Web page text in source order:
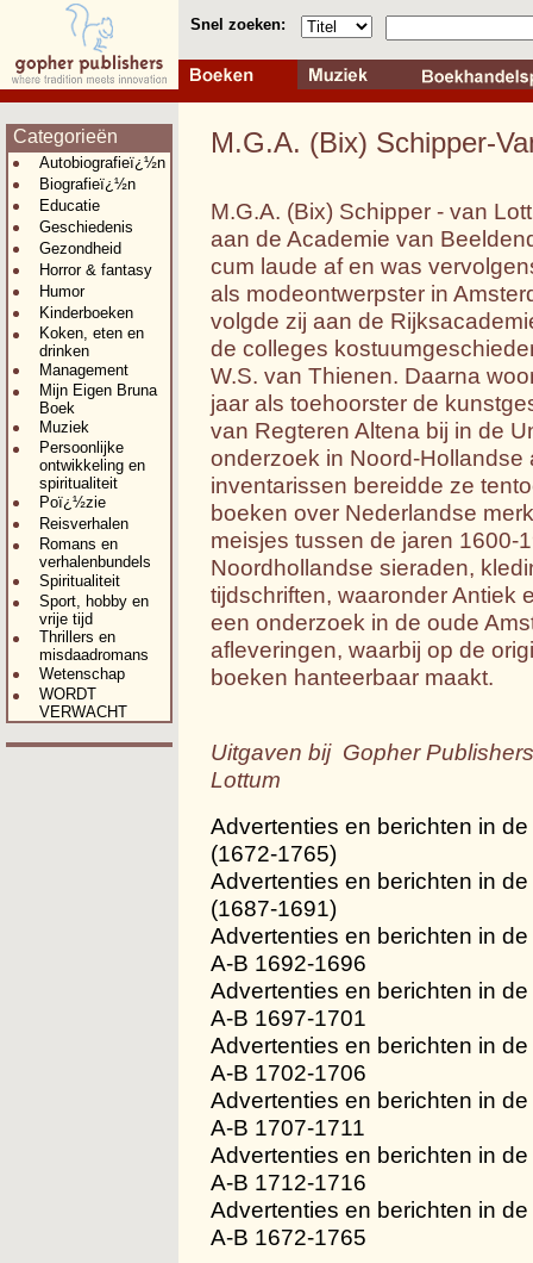
Snel zoeken:
Categorieën
Autobiografieï¿½n
Biografieï¿½n
Educatie
Geschiedenis
Gezondheid
Horror & fantasy
Humor
Kinderboeken
Koken, eten en
drinken
Management
Mijn Eigen Bruna
Boek
Muziek
Persoonlijke
ontwikkeling en
spiritualiteit
Poï¿½zie
Reisverhalen
Romans en
verhalenbundels
Spiritualiteit
Sport, hobby en
vrije tijd
Thrillers en
misdaadromans
Wetenschap
WORDT
VERWACHT
M.G.A. (Bix) Schipper-
M.G.A. (Bix) Schipper - van
aan de Academie van
cum laude af en was
als modeontwerpster in
volgde zij aan de
de colleges
W.S. van Thienen. Daarna
jaar als toehoorster de
van Regteren Altena bij in de
onderzoek in Noord-
inventarissen bereidde ze
boeken over Nederlandse
meisjes tussen de jaren 1600-
Noordhollandse sieraden,
tijdschriften, waaronder Antiek
een onderzoek in de oude
afleveringen, waarbij op de
boeken hanteerbaar maakt.
Uitgaven bij Gopher
Lottum
Advertenties en berichten in
(1672-1765)
Advertenties en berichten in
(1687-1691)
Advertenties en berichten in
A-B 1692-1696
Advertenties en berichten in
A-B 1697-1701
Advertenties en berichten in
A-B 1702-1706
Advertenties en berichten in
A-B 1707-1711
Advertenties en berichten in
A-B 1712-1716
Advertenties en berichten in
A-B 1672-1765